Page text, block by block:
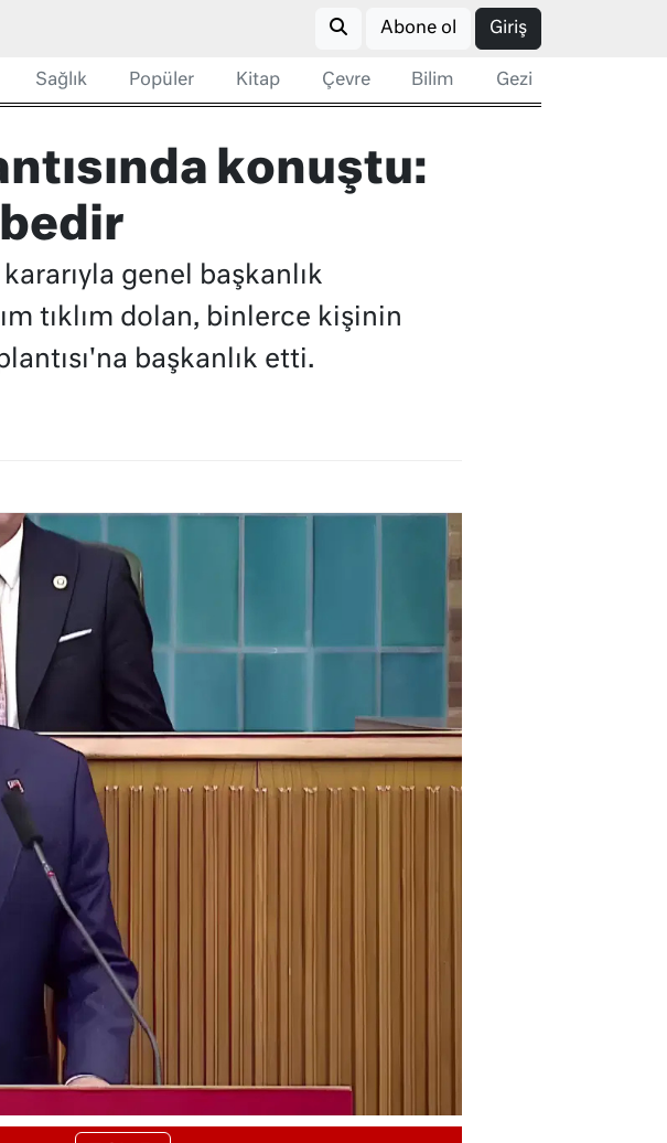
Abone ol Giriş
Sağlık Popüler Kitap Çevre Bilim Gezi
konuştu:
genel başkanlık
tıklım dolan, binlerce kişinin
başkanlık etti.